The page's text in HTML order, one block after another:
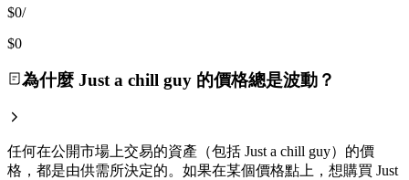
$0/
$0
為什麼 Just a chill guy 的價格總是波動？
任何在公開市場上交易的資產（包括 Just a chill guy）的價
格，都是由供需所決定的。如果在某個價格點上，想購買 Just